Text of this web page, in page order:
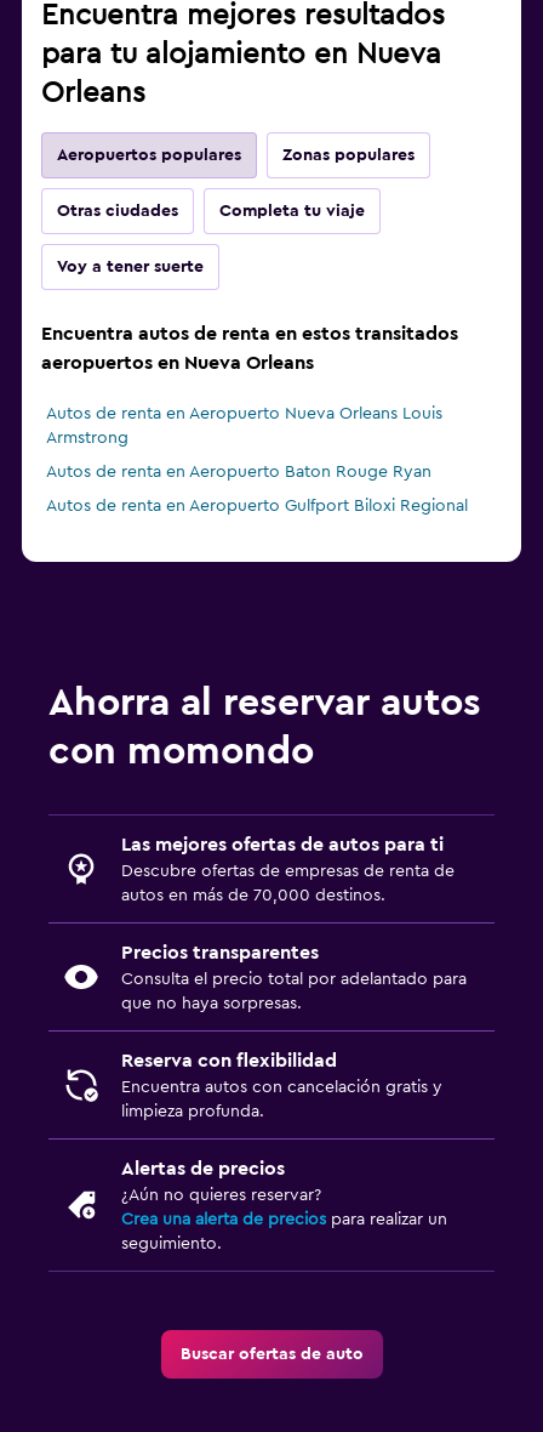
Encuentra mejores resultados
para tu alojamiento en Nueva
Orleans
Aeropuertos populares Zonas populares
Otras ciudades Completa tu viaje
Voy a tener suerte
Encuentra autos de renta en estos transitados
aeropuertos en Nueva Orleans
Autos de renta en Aeropuerto Nueva Orleans Louis
Armstrong
Autos de renta en Aeropuerto Baton Rouge Ryan
Autos de renta en Aeropuerto Gulfport Biloxi Regional
Ahorra al reservar autos
con momondo
Las mejores ofertas de autos para ti
Descubre ofertas de empresas de renta de
autos en más de 70,000 destinos.
Precios transparentes
Consulta el precio total por adelantado para
que no haya sorpresas.
Reserva con flexibilidad
Encuentra autos con cancelación gratis y
limpieza profunda.
Alertas de precios
¿Aún no quieres reservar?
Crea una alerta de precios para realizar un
seguimiento.
Buscar ofertas de auto